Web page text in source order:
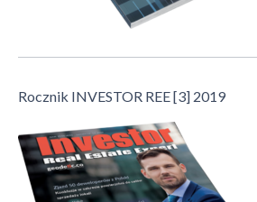
Rocznik INVESTOR REE [3] 2019